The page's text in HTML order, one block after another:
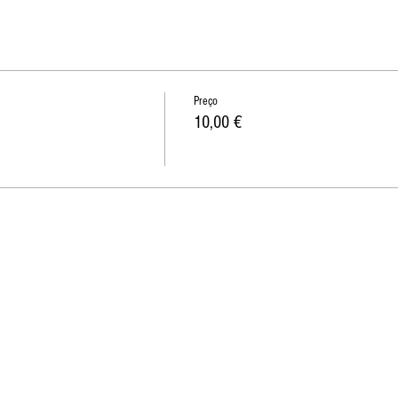
Preço
10,00 €